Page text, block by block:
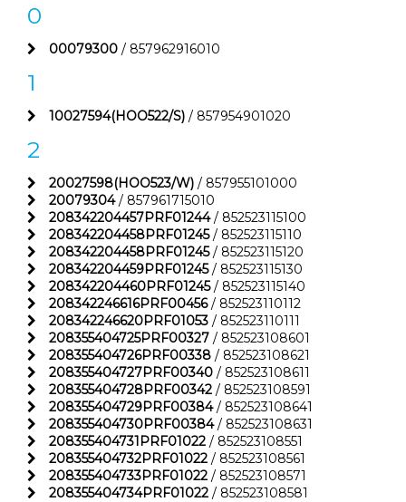
0
00079300 / 857962916010
1
10027594(HOO522/S) / 857954901020
2
20027598(HOO523/W) / 857955101000
20079304/ 857961715010
208342204457PRF01244/ 852523115100
208342204458PRF01245/ 852523115110
208342204458PRF01245/ 852523115120
208342204459PRF01245/ 852523115130
208342204460PRF01245/ 852523115140
208342246616PRF00456/ 852523110112
208342246620PRF01053 / 852523110111
208355404725PRF00327 / 852523108601
208355404726PRF00338 / 852523108621
208355404727PRF00340 / 852523108611
208355404728PRF00342 / 852523108591
208355404729PRF00384/ 852523108641
208355404730PRF00384/ 852523108631
208355404731PRF01022 / 852523108551
208355404732PRF01022 / 852523108561
208355404733PRF01022 / 852523108571
208355404734PRF01022 / 852523108581